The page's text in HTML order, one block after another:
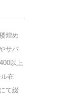
煌め
サバ
以上
在
て綴